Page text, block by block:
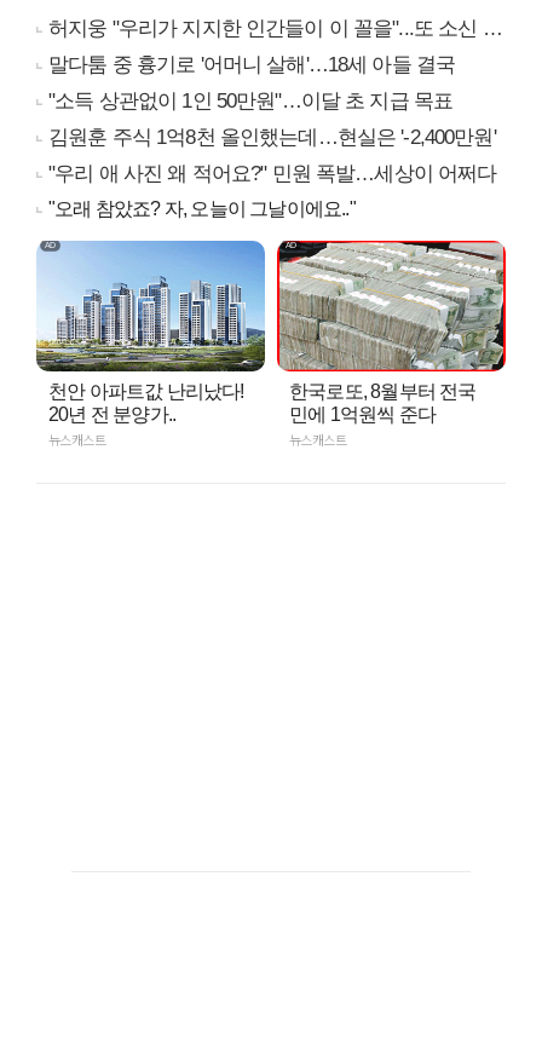
허지웅 "우리가 지지한 인간들이 이 꼴을"...또 소신 발언
말다툼 중 흉기로 '어머니 살해'…18세 아들 결국
"소득 상관없이 1인 50만원"…이달 초 지급 목표
김원훈 주식 1억8천 올인했는데…현실은 '-2,400만원'
"우리 애 사진 왜 적어요?" 민원 폭발…세상이 어쩌다
"오래 참았죠? 자, 오늘이 그날이에요.."
천안 아파트값 난리났다!
20년 전 분양가..
뉴스캐스트
한국로또, 8월부터 전국
민에 1억원씩 준다
뉴스캐스트